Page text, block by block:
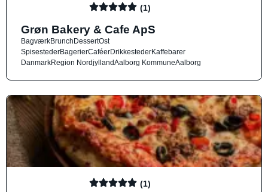
(1)
Grøn Bakery & Cafe ApS
BagværkBrunchDessertOst
SpisestederBagerierCaféerDrikkestederKaffebarer
DanmarkRegion NordjyllandAalborg KommuneAalborg
(1)